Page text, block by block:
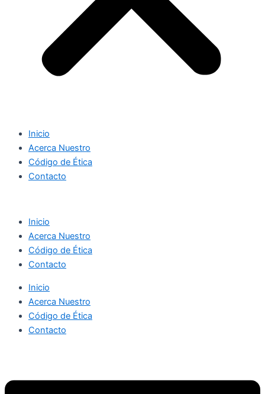
Inicio
Acerca Nuestro
Código de Ética
Contacto
Inicio
Acerca Nuestro
Código de Ética
Contacto
Inicio
Acerca Nuestro
Código de Ética
Contacto